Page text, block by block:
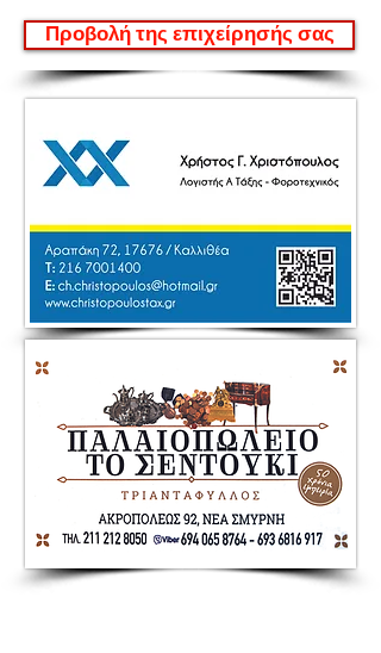
Προβολή της επιχείρησής σας